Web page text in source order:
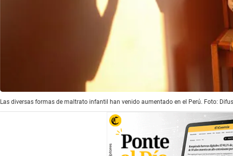
Las diversas formas de maltrato infantil han venido aumentado en el Perú. Foto: